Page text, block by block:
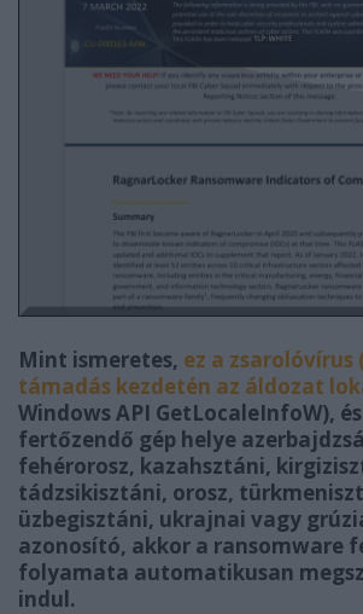
Mint ismeretes, ez a zsarolóvírus
támadás kezdetén az áldozat
Windows API GetLocaleInfoW),
fertőzendő gép helye
fehérorosz, kazahsztáni,
tádzsikisztáni, orosz,
üzbegisztáni, ukrajnai vagy
azonosító, akkor a ransomware
folyamata automatikusan
indul.